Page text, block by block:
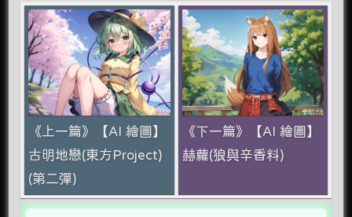
《上一篇》【AI 繪圖】
古明地戀(東方Project)
(第二彈)
《下一篇》【AI 繪圖】
赫蘿(狼與辛香料)